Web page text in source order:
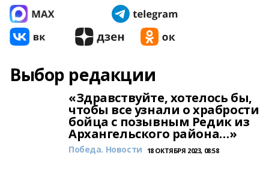
Выбор редакции
«Здравствуйте, хотелось бы,
чтобы все узнали о храбрости
бойца с позывным Редик из
Архангельского района…»
Победа. Новости 18 ОКТЯБРЯ 2023, 08:58